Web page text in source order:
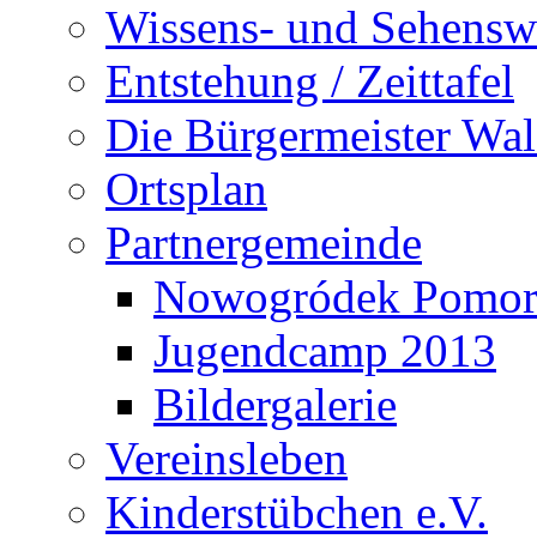
Wissens- und
Entstehung / Zeittafel
Die Bürgermeister
Ortsplan
Partnergemeinde
Nowogródek
Jugendcamp 2013
Bildergalerie
Vereinsleben
Kinderstübchen e.V.